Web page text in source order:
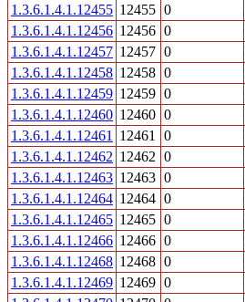
1.3.6.1.4.1.12455 12455 0
1.3.6.1.4.1.12456 12456 0
1.3.6.1.4.1.12457 12457 0
1.3.6.1.4.1.12458 12458 0
1.3.6.1.4.1.12459 12459 0
1.3.6.1.4.1.12460 12460 0
1.3.6.1.4.1.12461
12461 0
1.3.6.1.4.1.12462 12462 0
1.3.6.1.4.1.12463 12463 0
1.3.6.1.4.1.12464 12464 0
1.3.6.1.4.1.12465 12465 0
1.3.6.1.4.1.12466 12466 0
1.3.6.1.4.1.12468 12468 0
1.3.6.1.4.1.12469 12469 0